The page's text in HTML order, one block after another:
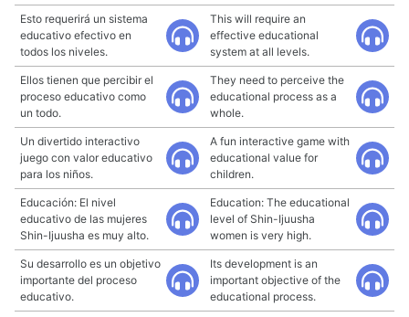
Esto requerirá un sistema
educativo efectivo en
todos los niveles.
This will require an
effective educational
system at all levels.
Ellos tienen que percibir el
proceso educativo como
un todo.
They need to perceive the
educational process as a
whole.
Un divertido interactivo
juego con valor educativo
para los niños.
A fun interactive game with
educational value for
children.
Educación: El nivel
educativo de las mujeres
Shin-Ijuusha es muy alto.
Education: The educational
level of Shin-Ijuusha
women is very high.
Su desarrollo es un objetivo
importante del proceso
educativo.
Its development is an
important objective of the
educational process.